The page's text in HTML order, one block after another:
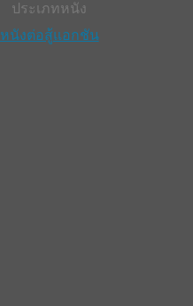
ประเภทหนัง
หนังต่อสู้แอกชัน